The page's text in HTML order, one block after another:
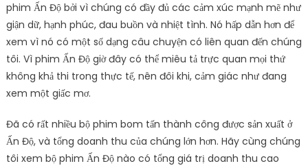
phim Ấn Độ bởi vì chúng có đầy đủ các cảm xúc mạnh mẽ như
giận dữ, hạnh phúc, đau buồn và nhiệt tình. Nó hấp dẫn hơn để
xem vì nó có một số dạng câu chuyện có liên quan đến chúng
tôi. Vì phim Ấn Độ giờ đây có thể miêu tả trực quan mọi thứ
không khả thi trong thực tế, nên đôi khi, cảm giác như đang
xem một giấc mơ.
Đã có rất nhiều bộ phim bom tấn thành công được sản xuất ở
Ấn Độ, và tổng doanh thu của chúng lớn hơn. Hãy cùng chúng
tôi xem bộ phim Ấn Độ nào có tổng giá trị doanh thu cao